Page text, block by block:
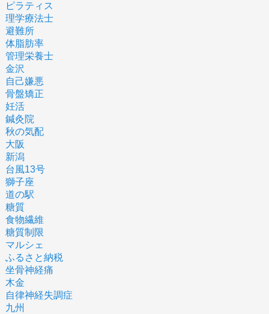
ピラティス
理学療法士
避難所
体脂肪率
管理栄養士
金沢
自己嫌悪
骨盤矯正
妊活
鍼灸院
秋の気配
大阪
新潟
台風13号
獅子座
道の駅
糖質
食物繊維
糖質制限
マルシェ
ふるさと納税
坐骨神経痛
木金
自律神経失調症
九州